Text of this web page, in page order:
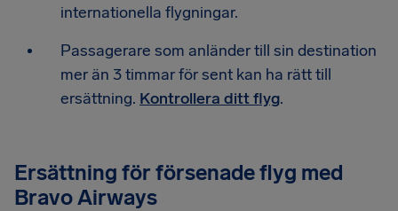
internationella flygningar.
Passagerare som anländer till sin destination
mer än 3 timmar för sent kan ha rätt till
ersättning. Kontrollera ditt flyg.
Ersättning för försenade flyg med
Bravo Airways